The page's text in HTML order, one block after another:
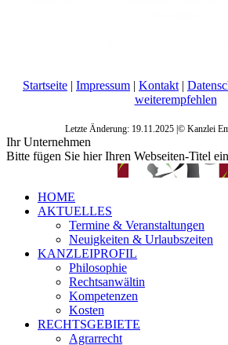
Startseite | Impressum | Kontakt |
weiterempfehlen
Letzte Änderung: 19.11.2025 |© Kanzlei
Ihr Unternehmen
Bitte fügen Sie hier Ihren Webseiten-Titel
HOME
AKTUELLES
Termine & Veranstaltungen
Neuigkeiten & Urlaubszeiten
KANZLEIPROFIL
Philosophie
Rechtsanwältin
Kompetenzen
Kosten
RECHTSGEBIETE
Agrarrecht